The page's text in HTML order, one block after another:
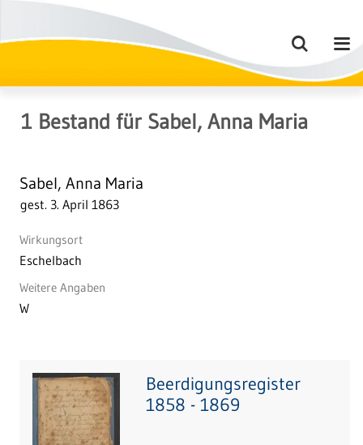
1 Bestand für Sabel, Anna Maria
Sabel, Anna Maria
gest. 3. April 1863
Wirkungsort
Eschelbach
Weitere Angaben
W
Beerdigungsregister
1858 - 1869